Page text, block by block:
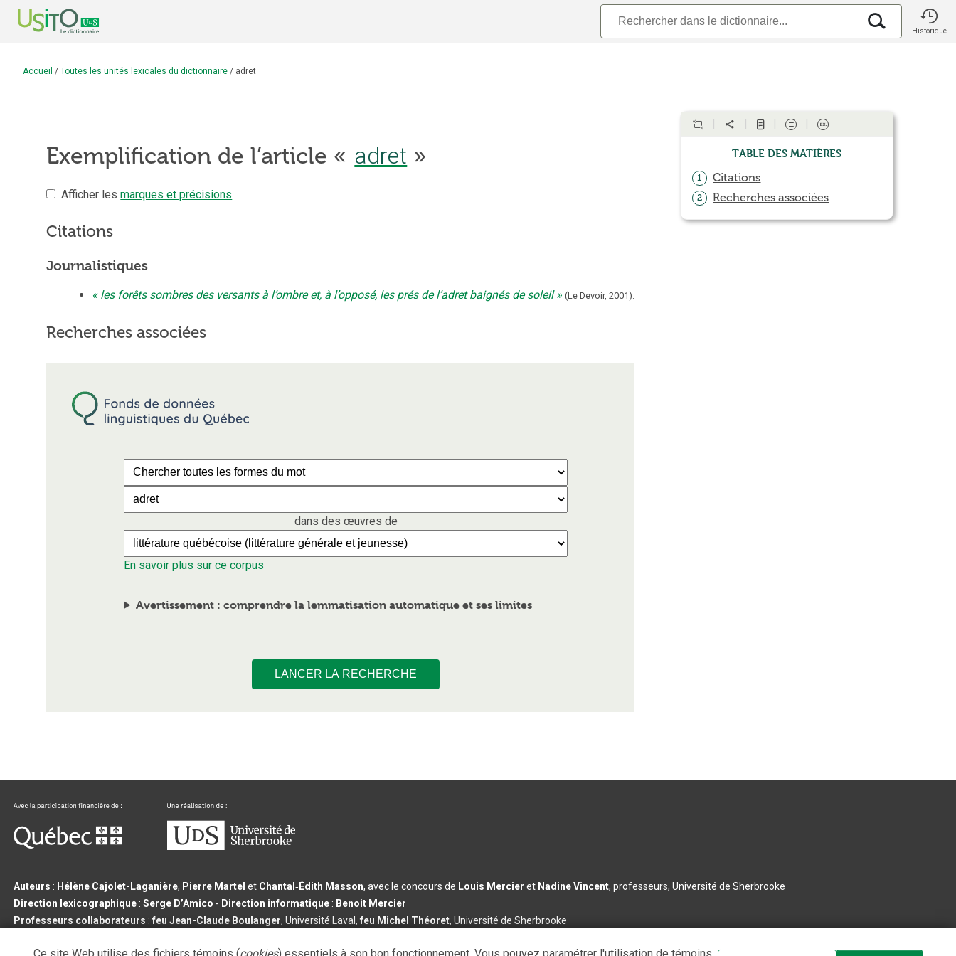
Historique
Accueil / Toutes les unités lexicales du dictionnaire / adret
Exemplification de l’article « adret »
Afficher lesmarques et précisions
Citations
Journalistiques
les forêts sombres des versants à l’ombre et, à l’opposé, les prés de l’adret baignés de soleil (Le Devoir, 2001).
Recherches associées
dans des œuvres de
En savoir plus sur ce corpus
Avertissement : comprendre la lemmatisation automatique et ses limites
LANCER LA RECHERCHE
Table des matières
1 Citations
2 Recherches associées
Auteurs : Hélène Cajolet-Laganière, Pierre Martel et Chantal‑Édith Masson, avec le concours de Louis Mercier et Nadine Vincent, professeurs, Université de Sherbrooke
Direction lexicographique :Serge D’Amico - Direction informatique : Benoit Mercier
Professeurs collaborateurs :feu Jean-Claude Boulanger, Université Laval,feu Michel Théoret, Université de Sherbrooke